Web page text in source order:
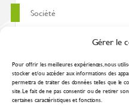
Gérer le
Pour offrir les meilleures expériences, nous
stocker et/ou accéder aux informations des
permettra de traiter des données telles que le
site. Le fait de ne pas consentir ou de retirer
certaines caractéristiques et fonctions.